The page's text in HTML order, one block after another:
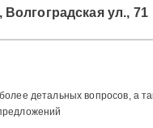
Волгоградская ул., 71
детальных вопросов, а